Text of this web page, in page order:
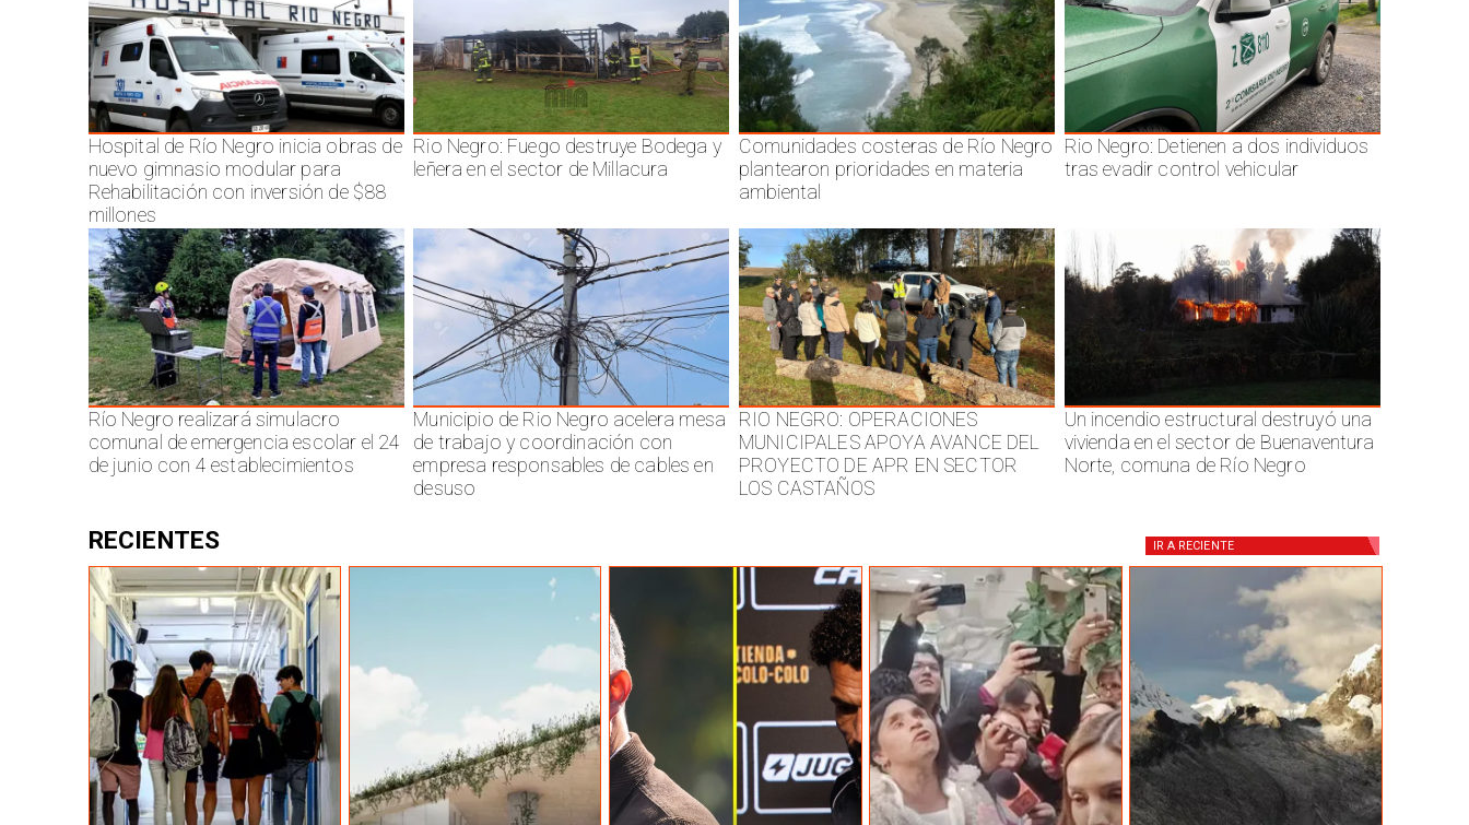
Hospital de Río Negro inicia obras de
nuevo gimnasio modular para
Rehabilitación con inversión de $88
millones
Rio Negro: Fuego destruye Bodega y
leñera en el sector de Millacura
Comunidades costeras de Río Negro
plantearon prioridades en materia
ambiental
Rio Negro: Detienen a dos individuos
tras evadir control vehicular
Río Negro realizará simulacro
comunal de emergencia escolar el 24
de junio con 4 establecimientos
Municipio de Rio Negro acelera mesa
de trabajo y coordinación con
empresa responsables de cables en
desuso
RIO NEGRO: OPERACIONES
MUNICIPALES APOYA AVANCE DEL
PROYECTO DE APR EN SECTOR
LOS CASTAÑOS
Un incendio estructural destruyó una
vivienda en el sector de Buenaventura
Norte, comuna de Río Negro
RECIENTES IR A RECIENTE